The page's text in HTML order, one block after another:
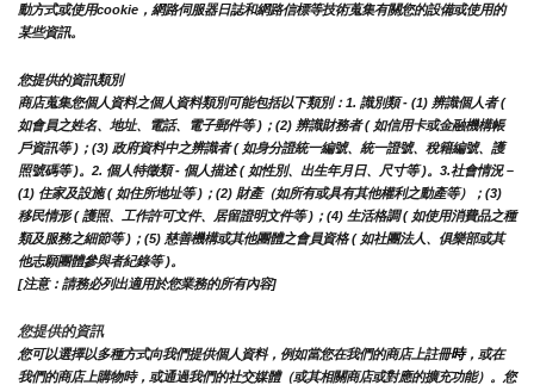
動方式或使用cookie，網路伺服器日誌和網路信標等技術蒐集有關您的設備或使用的
某些資訊。
您提供的資訊類別
商店蒐集您個人資料之個人資料類別可能包括以下類別：1. 識別類 - (1) 辨識個人者 (
如會員之姓名、地址、電話、電子郵件等 )；(2) 辨識財務者 ( 如信用卡或金融機構帳
戶資訊等 )；(3) 政府資料中之辨識者 ( 如身分證統一編號、統一證號、稅籍編號、護
照號碼等 )。2. 個人特徵類 - 個人描述 ( 如性別、出生年月日、尺寸等 )。3.社會情況 –
(1) 住家及設施 ( 如住所地址等 )；(2) 財產（如所有或具有其他權利之動產等）；(3)
移民情形 ( 護照、工作許可文件、居留證明文件等 )；(4) 生活格調 ( 如使用消費品之種
類及服務之細節等 )；(5) 慈善機構或其他團體之會員資格 ( 如社團法人、俱樂部或其
他志願團體參與者紀錄等 )。
[注意：請務必列出適用於您業務的所有內容]
您提供的資訊
您可以選擇以多種方式向我們提供個人資料，例如當您在我們的商店上註冊時，或在
我們的商店上購物時，或通過我們的社交媒體（或其相關商店或對應的擴充功能）。您